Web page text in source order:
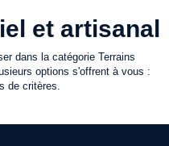
et artisanal
dans la catégorie Terrains
options s'offrent à vous :
de critères.